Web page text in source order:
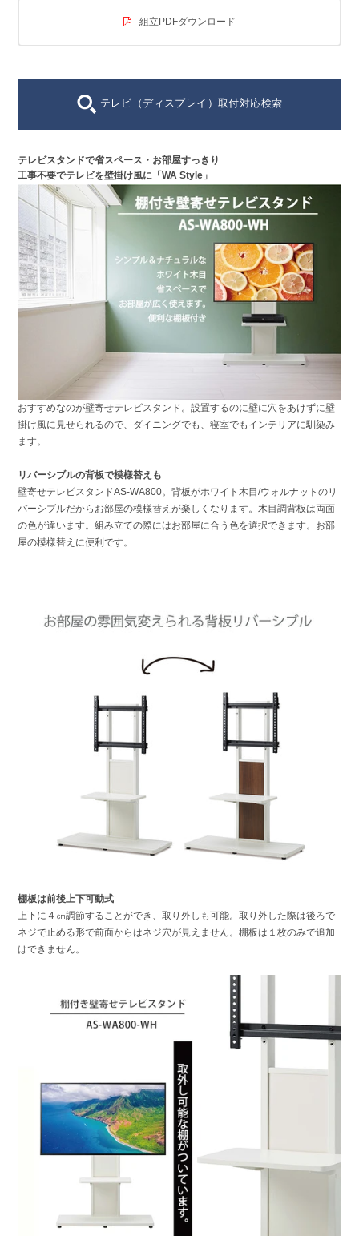
組立PDFダウンロード
テレビ（ディスプレイ）取付対応検索
テレビスタンドで省スペース・お部屋すっきり
工事不要でテレビを壁掛け風に「WA Style」
おすすめなのが壁寄せテレビスタンド。設置するのに壁に穴をあけずに壁
掛け風に見せられるので、 ダイニングでも、寝室でもインテリアに馴染み
ます。
リバーシブルの背板で模様替えも
壁寄せテレビスタンドAS-WA800。背板がホワイト木目/ウォルナットのリ
バーシブルだからお部屋の模様替えが楽しくなります。 木目調背板は両面
の色が違います。組み立ての際にはお部屋に合う色を選択できます。お部
屋の模様替えに便利です。
棚板は前後上下可動式
上下に４㎝調節することができ、取り外しも可能。取り外した際は後ろで
ネジで止める形で前面からはネジ穴が見えません。棚板は１枚のみで追加
はできません。